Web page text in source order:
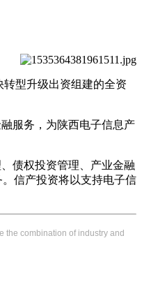
型升级出资组建的全资
服务，为陕西电子信息产
债权投资管理、产业金融
信产投资将以支持电子信
the combination of industry and